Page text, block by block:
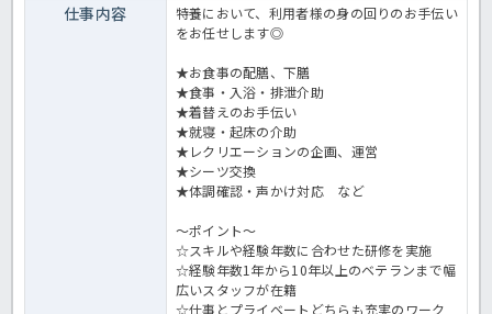
仕事内容
特養において、利用者様の身の回りのお手伝い
をお任せします◎
★お食事の配膳、下膳
★食事・入浴・排泄介助
★着替えのお手伝い
★就寝・起床の介助
★レクリエーションの企画、運営
★シーツ交換
★体調確認・声かけ対応 など
～ポイント～
☆スキルや経験年数に合わせた研修を実施
☆経験年数1年から10年以上のベテランまで幅
広いスタッフが在籍
☆仕事とプライベートどちらも充実のワーク